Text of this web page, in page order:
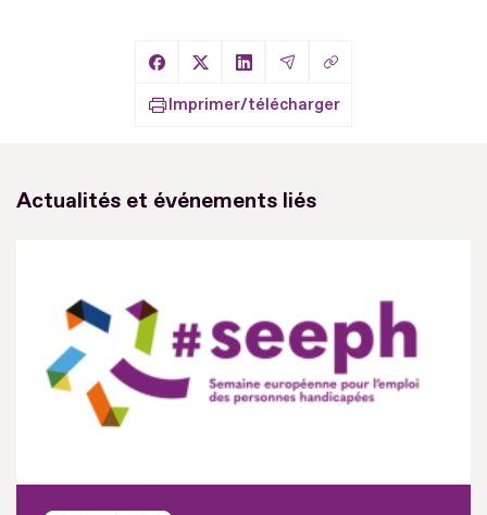
Partager sur Facebook
Partager sur X
Partager sur LinkedIn
Partager par Email
Copier le lien
Imprimer/télécharger
Actualités et événements liés